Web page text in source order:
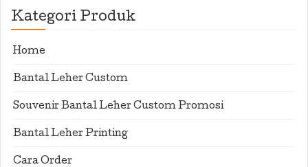
Kategori Produk
Home
Bantal Leher Custom
Souvenir Bantal Leher Custom Promosi
Bantal Leher Printing
Cara Order